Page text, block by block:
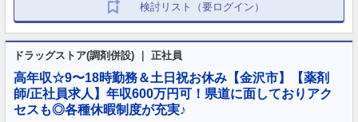
検討リスト（要ログイン）
ドラッグストア(調剤併設) ｜ 正社員
高年収☆9〜18時勤務＆土日祝お休み【金沢市】【薬剤
師/正社員求人】年収600万円可！県道に面しておりアク
セスも◎各種休暇制度が充実♪